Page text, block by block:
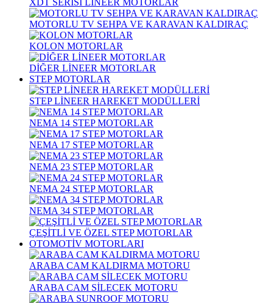
XDT SERİSİ LİNEER MOTORLAR
MOTORLU TV SEHPA VE KARAVAN KALDIRAÇ
KOLON MOTORLAR
DİĞER LİNEER MOTORLAR
STEP MOTORLAR
STEP LİNEER HAREKET MODÜLLERİ
NEMA 14 STEP MOTORLAR
NEMA 17 STEP MOTORLAR
NEMA 23 STEP MOTORLAR
NEMA 24 STEP MOTORLAR
NEMA 34 STEP MOTORLAR
ÇEŞİTLİ VE ÖZEL STEP MOTORLAR
OTOMOTİV MOTORLARI
ARABA CAM KALDIRMA MOTORU
ARABA CAM SİLECEK MOTORU